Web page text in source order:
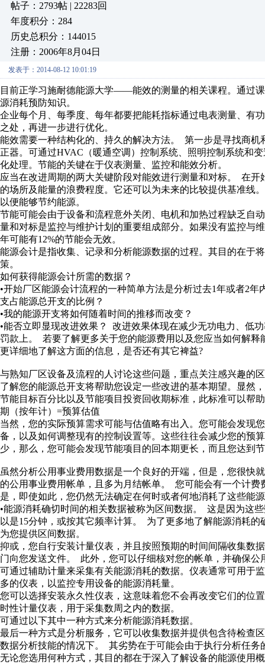
帖子：2793帖 | 22283回
年度积分：284
历史总积分：144015
注册：2006年8月04日
发表于：2014-08-12 10:01:19
目前正学习施耐德能源大学——能效的测量的相关课程。通过
源消耗预防知识。
企业每个月、每季度、每年都要把能耗指标通过电表测量、有
之处，再进一步进行优化。
能效需要一种结构化的、持久的解决方法。 第一步是寻找商
正器。可通过HVAC（暖通空调）控制系统、照明控制系统和
化处理。节能的关键在于仪表测量、监控和能效分析。
应当在改进周期的两大关键阶段对能效进行测量和对标。 在
的场所及能量的浪费程度。它还可以为未来的比较提供基准线
以便能够节约能源。
节能可能会由于设备和流程意外关闭、电机和加热过程缺乏自
量和对标是监控与维护计划的重要组成部分。如果没有监控与
年可能有12%的节能会无效。
能源会计是指收集、记录和分析能源数据的过程。其目的在于
策。
如何获得能源会计所需的数据？
•开始厂区能源会计流程的一种简单方法是分析过去1年或者2
支占能源总开支的比例？
•我的能源开支将如何随着时间的推移而改变？
•能否立即显现改进效果？ 改进效果体现在减少无功电力、低
罚款上。 若要了解更多关于您的能源费用以及您应当如何解
更详细地了解这方面的信息，是否还有其它裨益?
与熟知厂区设备及流程的人讨论这些问题，重点关注感兴趣的
了解您的能源总开支将帮助您设定一些改进的基本期望。显然
节能目标百分比以及节能项目投资回收期标准，此标准可以帮
期（按年计）=预算估值
当然，您的实际预算需求可能与估值略有出入。您可能会发现
备，以及如何调整现有的控制设置等。这些往往会减少您的预
少，那么，您可能会发现节能项目的回本期更长，而且您达到
虽然分析公用事业费用数据是一个良好的开端，但是，您很快
的公用事业费用帐单，且多为月结帐单。 您可能会有一个计
是，即使如此，您仍然无法确定在何时或者何地消耗了这些能
•能源消耗确切时间的相关数据被称为区间数据。 这是因为这
以是15分钟，或按其它频率计算。 为了更多地了解能源消耗
为您提供区间数据。
抑或，您自行安装计量仪表，并且按照预期的时间间隔收集数
门向您发送文件。 此外，您可以仔细核对您的帐单，并确保公
可通过辅助计量来采集有关能源消耗的数据。仪表通常可用于
多的仪表，以监控专用设备的能源消耗量。
您可以选择安装永久性仪表，这意味着您不会再改变它们的位
时性计量仪表，用于采集数周之内的数据。
可通过以下其中一种方式来分析能源消耗数据。
最后一种方式是分析服务，它可以收集数据并提供包含待检查
数据分析技能的情况下。 其劣势在于可能会由于执行分析任
无论您选用何种方式，其目的都在于深入了解设备的能源使用